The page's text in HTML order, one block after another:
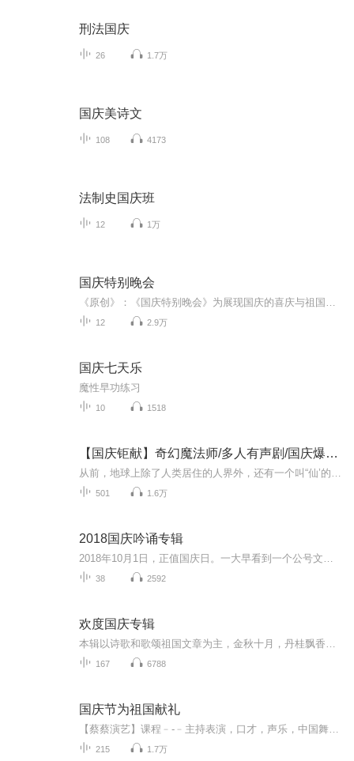
刑法国庆
26 1.7万
国庆美诗文
108 4173
法制史国庆班
12 1万
国庆特别晚会
12 2.9万
国庆七天乐
魔性早功练习
10 1518
【国庆钜献】奇幻魔法师/多人有声剧/国庆爆更七天乐
501 1.6万
2018国庆吟诵专辑
38 2592
欢度国庆专辑
167 6788
国庆节为祖国献礼
215 1.7万